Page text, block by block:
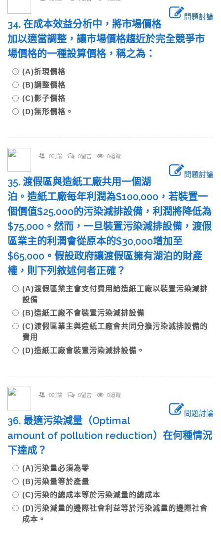
問題討論
34. 在成本效益分析中，將市場價格
加以適當調整，讓市場價格趨近於完全競爭市
場價格的一種設算價格，稱之為：
(A)折現價格
(B)調整價格
(C)影子價格
(D)無形價格。
0討論 0留言 0追蹤
問題討論
35. 渡假區與造紙工廠共用一個湖
泊。造紙工廠每年利潤為$100,000，若裝置一
個價值$25,000的污染減排設備，利潤將降低為
$75,000。然而，一旦裝置污染減排設備，渡假
區業主的利潤會從原本的$30,000增加至
$65,000。假設政府讓渡假區擁有湖泊的財產
權，則下列敘述何者正確？
(A)渡假區業主會支付費用給造紙工廠以裝置污染減排
設備
(B)造紙工廠不會裝置污染減排設備
(C)渡假區業主與造紙工廠會共同分擔污染減排設備的
費用
(D)造紙工廠會裝置污染減排設備。
0討論 0留言 0追蹤
問題討論
36. 最適污染減量（Optimal
amount of pollution reduction）在何種情況
下達成？
(A)污染量必須為零
(B)污染量等於產量
(C)污染的總成本等於污染減量的總成本
(D)污染減量的邊際社會利益等於污染減量的邊際社會
成本。